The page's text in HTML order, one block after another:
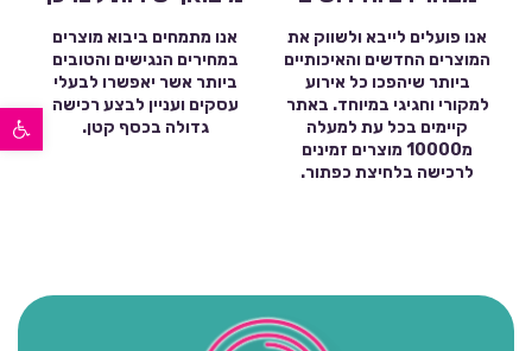
פתח סרגל נגישות
אנו פועלים לייבא ולשווק את
המוצרים החדשים והאיכותיים
ביותר שיהפכו כל אירוע
למקורי וחגיגי במיוחד. באתר
קיימים בכל עת למעלה
מ10000 מוצרים זמינים
לרכישה בלחיצת כפתור.
אנו מתמחים ביבוא מוצרים
במחירים הנגישים והטובים
ביותר אשר יאפשרו לבעלי
עסקים ועניין לבצע רכישה
גדולה בכסף קטן.